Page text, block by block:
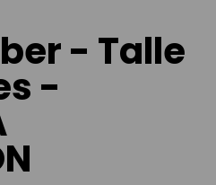
- Talle
-